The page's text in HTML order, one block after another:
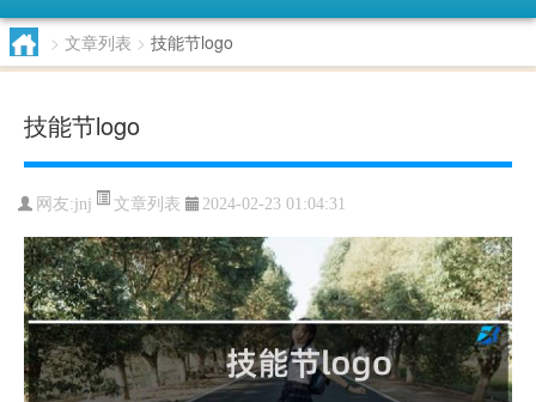
> 文章列表 > 技能节logo
技能节logo
网友:jnj 文章列表 2024-02-23 01:04:31